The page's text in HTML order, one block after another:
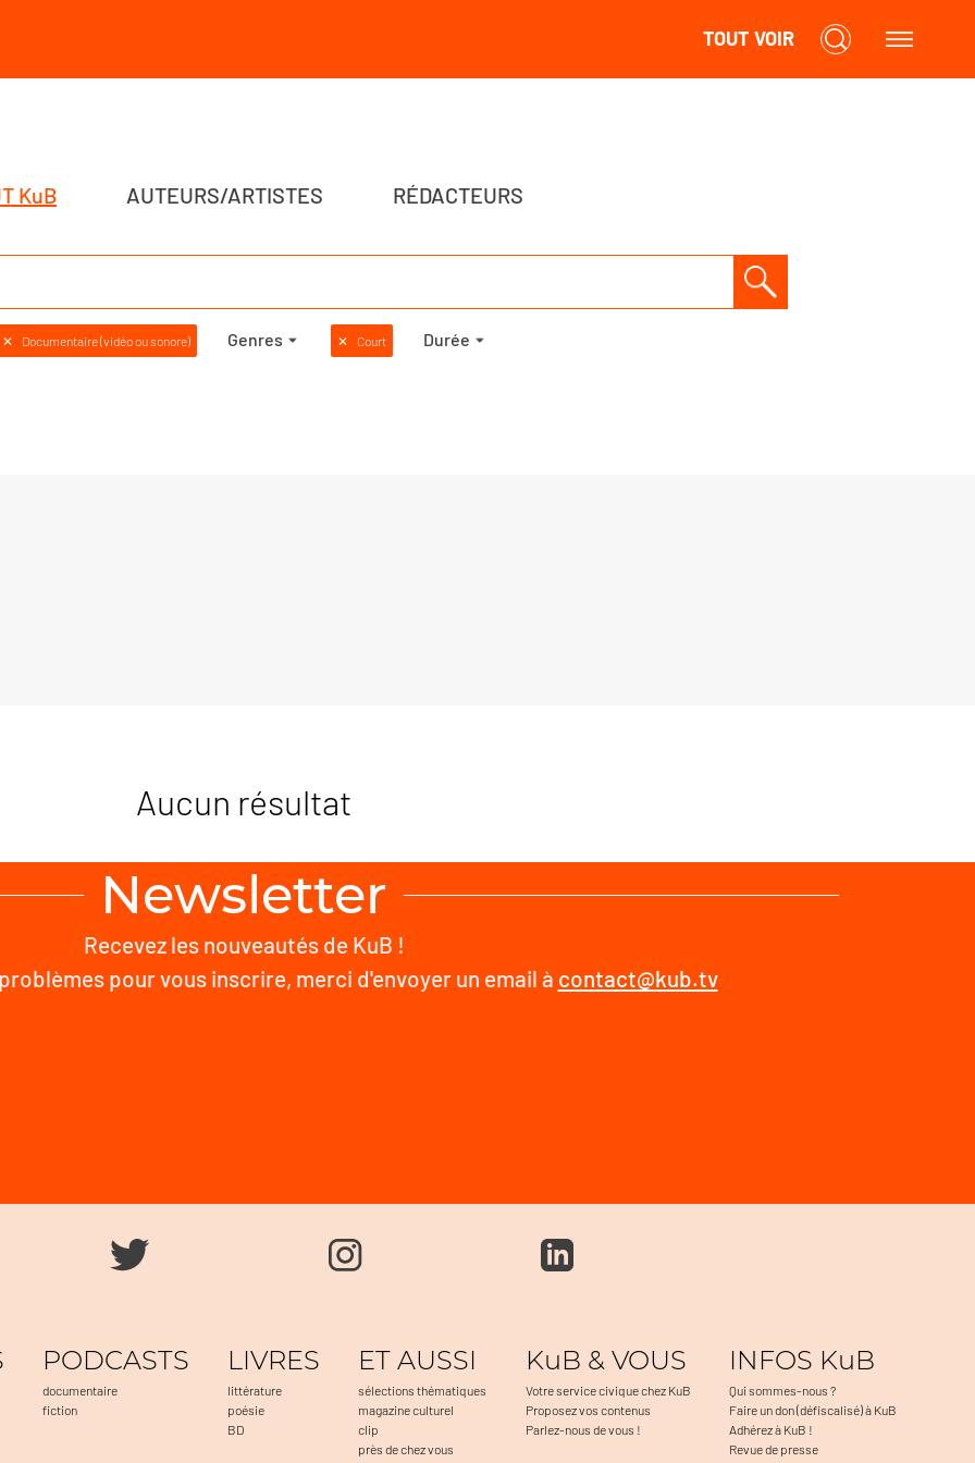
TOUT VOIR
KuB AUTEURS/ARTISTES RÉDACTEURS
✕ Documentaire (vidéo ou sonore) Genres ✕ Court Durée
Aucun résultat
Newsletter
Recevez les nouveautés de KuB !
pour vous inscrire, merci d'envoyer un email à contact@kub.tv
PODCASTS
documentaire
fiction
LIVRES
littérature
poésie
BD
ET AUSSI
sélections thématiques
magazine culturel
clip
près de chez vous
KuB & VOUS
Votre service civique chez KuB
Proposez vos contenus
Parlez-nous de vous !
INFOS KuB
Qui sommes-nous ?
Faire un don (défiscalisé) à KuB
Adhérez à KuB !
Revue de presse